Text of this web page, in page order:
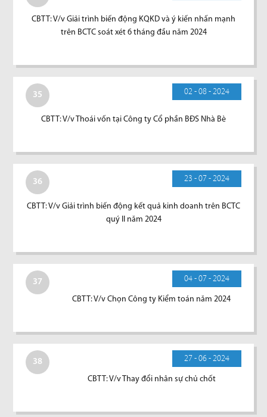
CBTT: V/v Giải trình biến động KQKD và ý kiến nhấn mạnh
trên BCTC soát xét 6 tháng đầu năm 2024
35 02 - 08 - 2024
CBTT: V/v Thoái vốn tại Công ty Cổ phần BĐS Nhà Bè
36 23 - 07 - 2024
CBTT: V/v Giải trình biến động kết quả kinh doanh trên BCTC
quý II năm 2024
37 04 - 07 - 2024
CBTT: V/v Chọn Công ty Kiểm toán năm 2024
38 27 - 06 - 2024
CBTT: V/v Thay đổi nhân sự chủ chốt